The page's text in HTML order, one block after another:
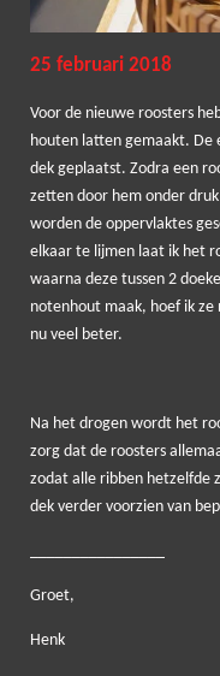
25 februari 2018
Voor de nieuwe roosters
houten latten gemaakt. De
dek geplaatst. Zodra een
zetten door hem onder
worden de oppervlaktes
elkaar te lijmen laat ik het
waarna deze tussen 2
notenhout maak, hoef ik
nu veel beter.
Na het drogen wordt het
zorg dat de roosters
zodat alle ribben hetzelfde
dek verder voorzien van
Groet,
Henk